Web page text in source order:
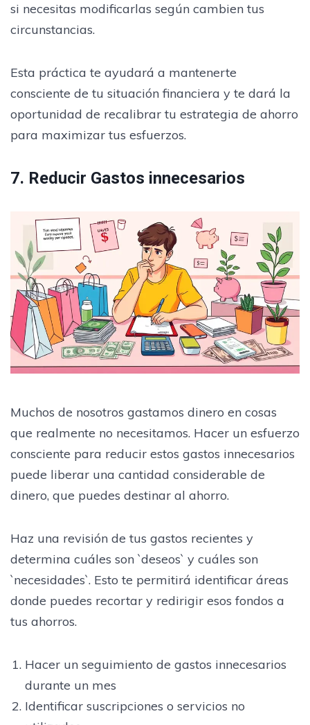
si necesitas modificarlas según cambien tus
circunstancias.
Esta práctica te ayudará a mantenerte
consciente de tu situación financiera y te dará la
oportunidad de recalibrar tu estrategia de ahorro
para maximizar tus esfuerzos.
7. Reducir Gastos innecesarios
Muchos de nosotros gastamos dinero en cosas
que realmente no necesitamos. Hacer un esfuerzo
consciente para reducir estos gastos innecesarios
puede liberar una cantidad considerable de
dinero, que puedes destinar al ahorro.
Haz una revisión de tus gastos recientes y
determina cuáles son `deseos` y cuáles son
`necesidades`. Esto te permitirá identificar áreas
donde puedes recortar y redirigir esos fondos a
tus ahorros.
Hacer un seguimiento de gastos innecesarios
durante un mes
Identificar suscripciones o servicios no